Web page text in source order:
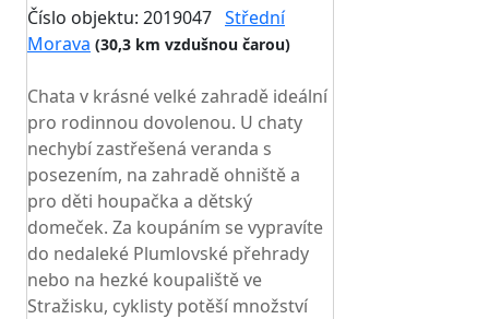
Číslo objektu: 2019047 Střední
Morava (30,3 km vzdušnou čarou)
Chata v krásné velké zahradě ideální
pro rodinnou dovolenou. U chaty
nechybí zastřešená veranda s
posezením, na zahradě ohniště a
pro děti houpačka a dětský
domeček. Za koupáním se vypravíte
do nedaleké Plumlovské přehrady
nebo na hezké koupaliště ve
Stražisku, cyklisty potěší množství